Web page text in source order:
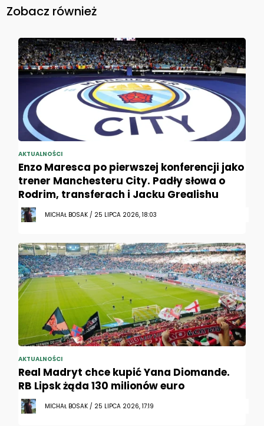
Zobacz również
AKTUALNOŚCI
Enzo Maresca po pierwszej konferencji jako
trener Manchesteru City. Padły słowa o
Rodrim, transferach i Jacku Grealishu
MICHAŁ BOSAK / 25 LIPCA 2026, 18:03
AKTUALNOŚCI
Real Madryt chce kupić Yana Diomande.
RB Lipsk żąda 130 milionów euro
MICHAŁ BOSAK / 25 LIPCA 2026, 17:19